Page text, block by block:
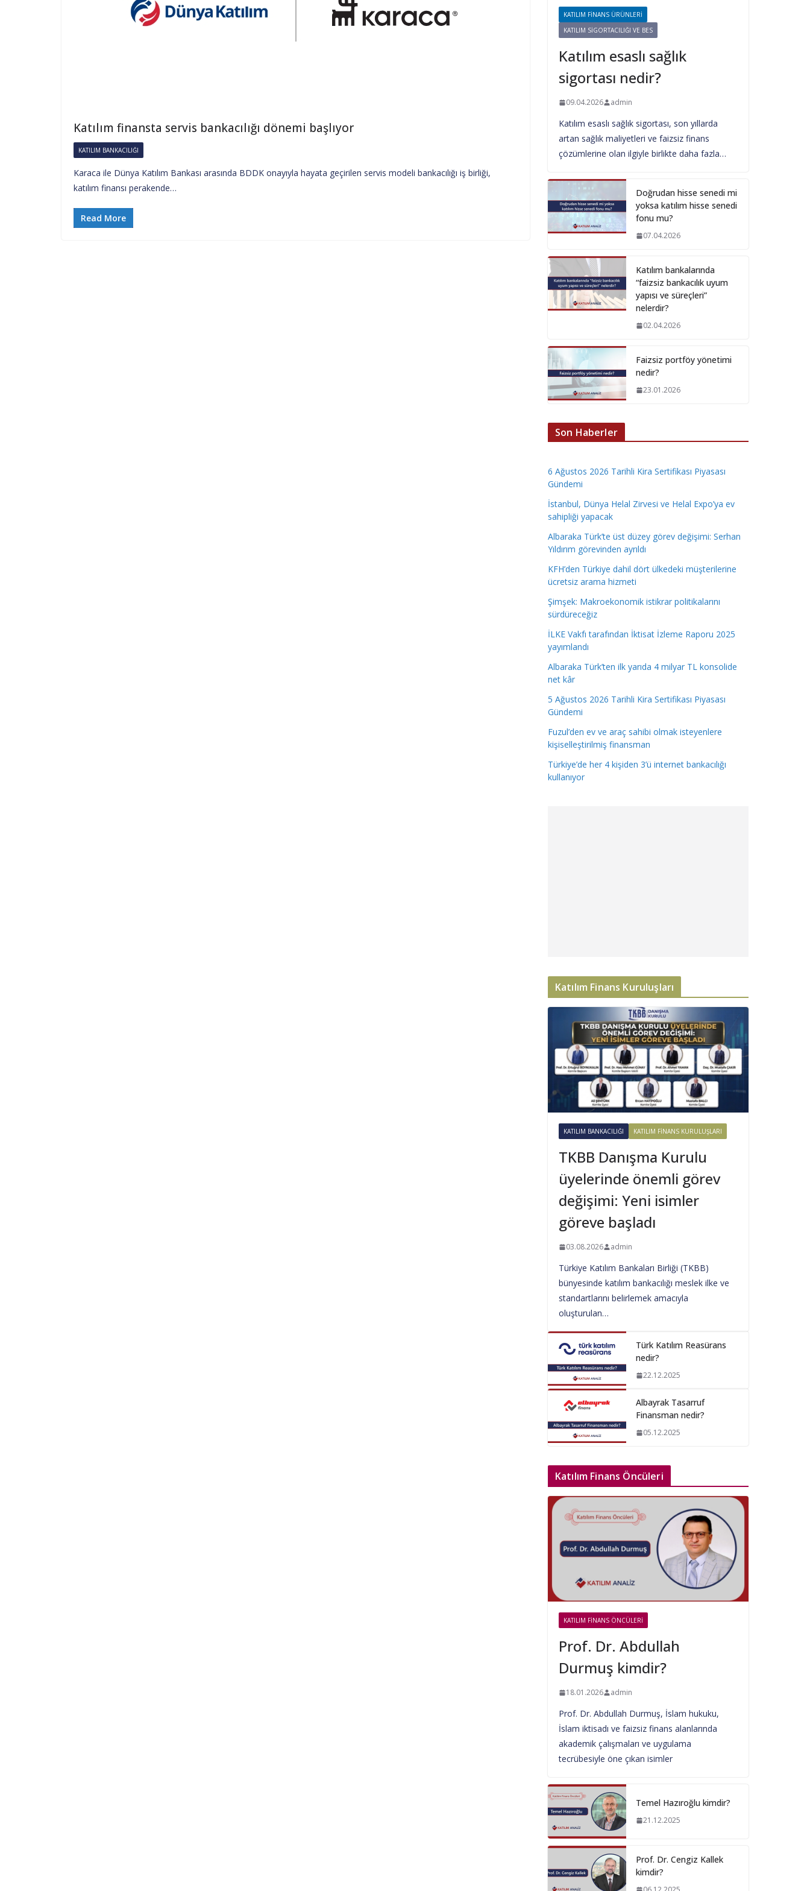
Katılım finansta servis bankacılığı dönemi başlıyor
KATILIM BANKACILIĞI
Karaca ile Dünya Katılım Bankası arasında BDDK onayıyla hayata geçirilen servis modeli bankacılığı iş birliği,
katılım finansı perakende…
Read More
KATILIM FINANS ÜRÜNLERI
KATILIM SIGORTACILIĞI VE BES
Katılım esaslı sağlık
sigortası nedir?
09.04.2026 admin
Katılım esaslı sağlık sigortası, son yıllarda
artan sağlık maliyetleri ve faizsiz finans
çözümlerine olan ilgiyle birlikte daha fazla…
Doğrudan hisse senedi mi
yoksa katılım hisse senedi
fonu mu?
07.04.2026
Katılım bankalarında
“faizsiz bankacılık uyum
yapısı ve süreçleri”
nelerdir?
02.04.2026
Faizsiz portföy yönetimi
nedir?
23.01.2026
Son Haberler
6 Ağustos 2026 Tarihli Kira Sertifikası Piyasası
Gündemi
İstanbul, Dünya Helal Zirvesi ve Helal Expo’ya ev
sahipliği yapacak
Albaraka Türk’te üst düzey görev değişimi: Serhan
Yıldırım görevinden ayrıldı
KFH’den Türkiye dahil dört ülkedeki müşterilerine
ücretsiz arama hizmeti
Şimşek: Makroekonomik istikrar politikalarını
sürdüreceğiz
İLKE Vakfı tarafından İktisat İzleme Raporu 2025
yayımlandı
Albaraka Türk’ten ilk yarıda 4 milyar TL konsolide
net kâr
5 Ağustos 2026 Tarihli Kira Sertifikası Piyasası
Gündemi
Fuzul’den ev ve araç sahibi olmak isteyenlere
kişiselleştirilmiş finansman
Türkiye’de her 4 kişiden 3’ü internet bankacılığı
kullanıyor
Katılım Finans Kuruluşları
KATILIM BANKACILIĞI KATILIM FINANS KURULUŞLARI
TKBB Danışma Kurulu
üyelerinde önemli görev
değişimi: Yeni isimler
göreve başladı
03.08.2026 admin
Türkiye Katılım Bankaları Birliği (TKBB)
bünyesinde katılım bankacılığı meslek ilke ve
standartlarını belirlemek amacıyla
oluşturulan…
Türk Katılım Reasürans
nedir?
22.12.2025
Albayrak Tasarruf
Finansman nedir?
05.12.2025
Katılım Finans Öncüleri
KATILIM FINANS ÖNCÜLERI
Prof. Dr. Abdullah
Durmuş kimdir?
18.01.2026 admin
Prof. Dr. Abdullah Durmuş, İslam hukuku,
İslam iktisadı ve faizsiz finans alanlarında
akademik çalışmaları ve uygulama
tecrübesiyle öne çıkan isimler
Temel Hazıroğlu kimdir?
21.12.2025
Prof. Dr. Cengiz Kallek
kimdir?